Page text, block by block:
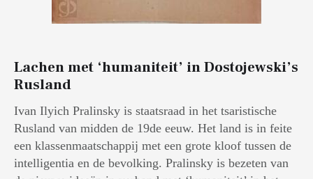
Lachen met ‘humaniteit’ in Dostojewski’s
Rusland
Ivan Ilyich Pralinsky is staatsraad in het tsaristische
Rusland van midden de 19de eeuw. Het land is in feite
een klassenmaatschappij met een grote kloof tussen de
intelligentia en de bevolking. Pralinsky is bezeten van